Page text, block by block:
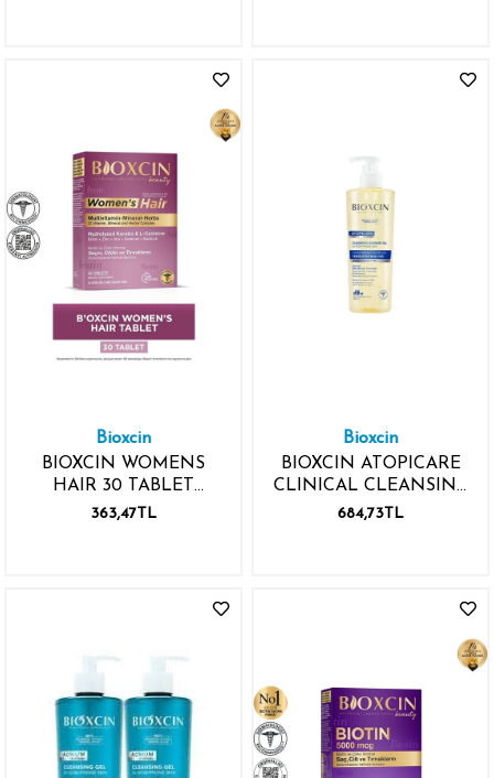
Bioxcin
BIOXCIN WOMENS
HAIR 30 TABLET
KERATİN KOLLAJEN
363,47TL
Bioxcin
BIOXCIN ATOPICARE
CLINICAL CLEANSING
SHOWER OIL 500ML
684,73TL